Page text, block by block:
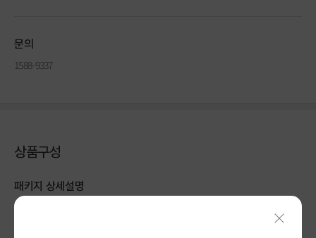
문의
1588-9337
상품구성
패키지 상세설명